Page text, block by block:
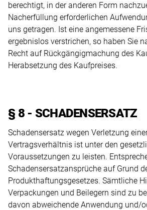
berechtigt, in der anderen Form
Nacherfüllung erforderlichen
uns getragen. Ist eine angemessene
ergebnislos verstrichen, so haben Sie
Recht auf Rückgängigmachung des
Herabsetzung des Kaufpreises.
§ 8 - SCHADENSERSATZ
Schadensersatz wegen Verletzung
Vertragsverhältnis ist unter den
Voraussetzungen zu leisten.
Schadensersatzansprüche auf Grund
Produkthaftungsgesetzes. Sämtliche
Verpackungen und Beilegern sind zu
davon abweichende Anwendung und/